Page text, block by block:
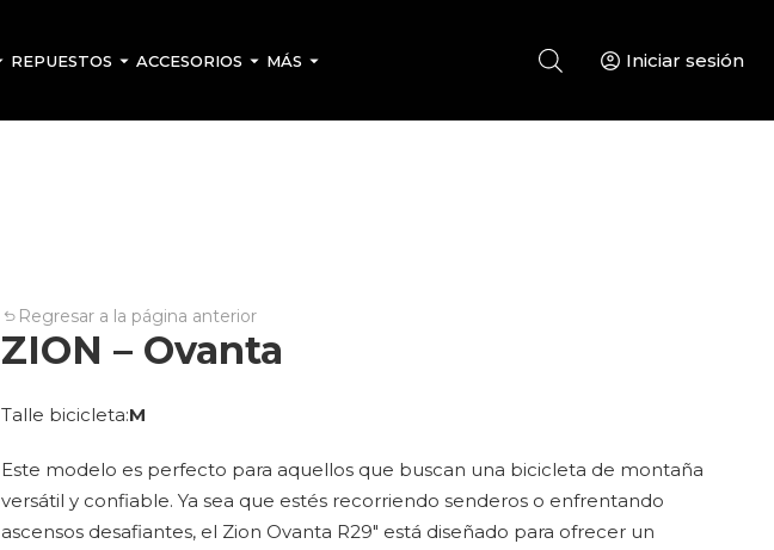
REPUESTOS ACCESORIOS MÁS Iniciar sesión
ZION – Ovanta
Regresar a la página anterior
Este modelo es perfecto para aquellos que buscan una bicicleta de montaña
versátil y confiable. Ya sea que estés recorriendo senderos o enfrentando
ascensos desafiantes, el Zion Ovanta R29″ está diseñado para ofrecer un
Talle bicicleta M